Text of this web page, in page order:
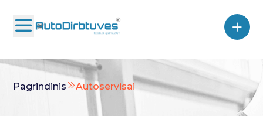
Pagrindinis Autoservisai